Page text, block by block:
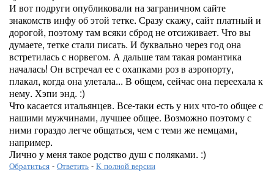
И вот подруги опубликовали на заграничном сайте
знакомств инфу об этой тетке. Сразу скажу, сайт платный и
дорогой, поэтому там всяки сброд не отсиживает. Что вы
думаете, тетке стали писать. И буквально через год она
встретилась с норвегом. А дальше там такая романтика
началась! Он встречал ее с охапками роз в аэропорту,
плакал, когда она улетала... В общем, сейчас она переехала к
нему. Хэпи энд. :)
Что касается итальянцев. Все-таки есть у них что-то общее с
нашими мужчинами, лучшее общее. Возможно поэтому с
ними гораздо легче общаться, чем с теми же немцами,
например.
Лично у меня такое родство душ с поляками. :)
Обратиться - Ответить - К полной версии